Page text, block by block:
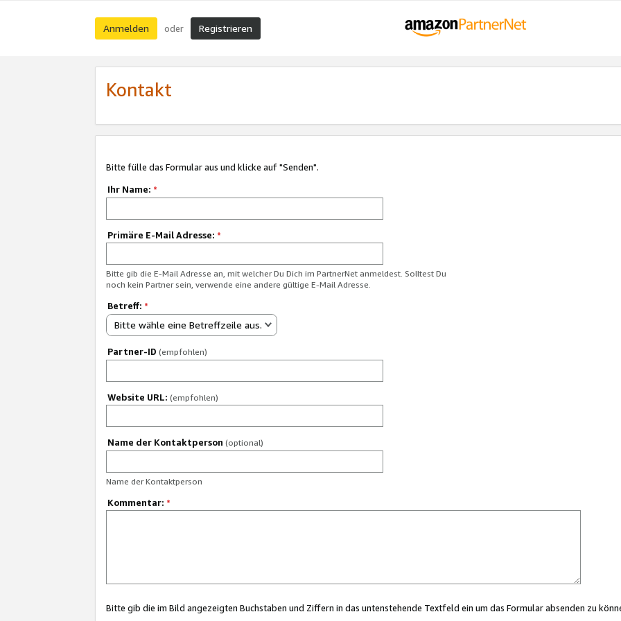
Anmelden oder Registrieren
Kontakt
Bitte fülle das Formular aus und klicke auf "Senden".
Ihr Name: *
Primäre E-Mail Adresse: *
Bitte gib die E-Mail Adresse an, mit welcher Du Dich im PartnerNet anmeldest. Solltest Du
noch kein Partner sein, verwende eine andere gültige E-Mail Adresse.
Betreff: *
Bitte wähle eine Betreffzeile aus.
Partner-ID (empfohlen)
Website URL: (empfohlen)
Name der Kontaktperson (optional)
Name der Kontaktperson
Kommentar: *
Bitte gib die im Bild angezeigten Buchstaben und Ziffern in das untenstehende Textfeld ein um das Formular absenden zu